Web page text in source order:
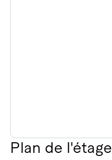
Plan de l'étage